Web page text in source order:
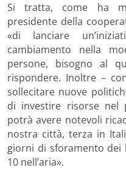
Si tratta, come ha
presidente della
«di lanciare
cambiamento nella
persone, bisogno al
rispondere. Inoltre –
sollecitare nuove
di investire risorse nel
potrà avere notevoli
nostra città, terza in
giorni di sforamento dei
10 nell’aria».